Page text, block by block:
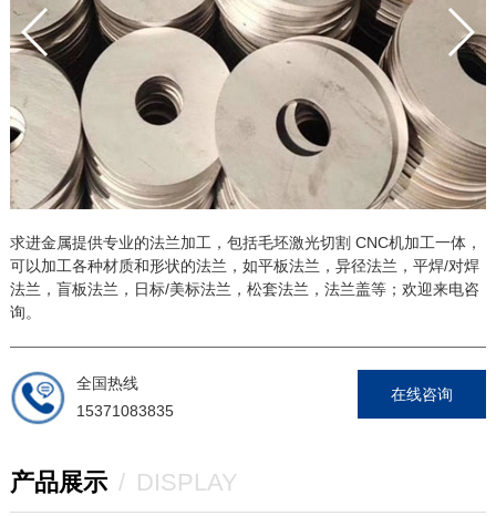
求进金属提供专业的法兰加工，包括毛坯激光切割 CNC机加工一体，
可以加工各种材质和形状的法兰，如平板法兰，异径法兰，平焊/对焊
法兰，盲板法兰，日标/美标法兰，松套法兰，法兰盖等；欢迎来电咨
询。
全国热线
15371083835
在线咨询
产品展示 / DISPLAY